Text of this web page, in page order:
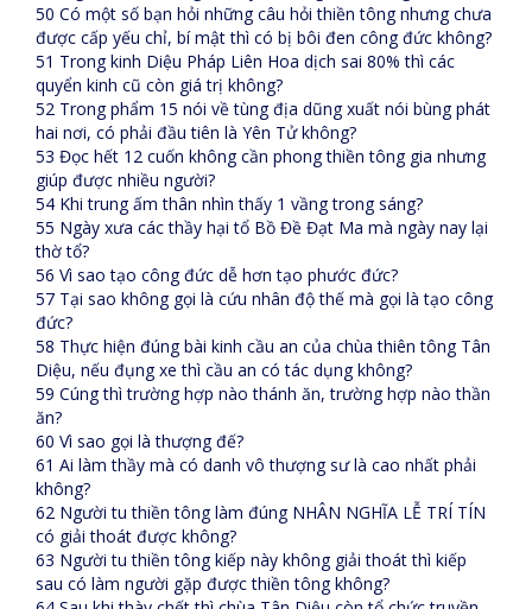
50 Có một số bạn hỏi những câu hỏi thiền tông nhưng chưa
được cấp yếu chỉ, bí mật thì có bị bôi đen công đức không?
51 Trong kinh Diệu Pháp Liên Hoa dịch sai 80% thì các
quyển kinh cũ còn giá trị không?
52 Trong phẩm 15 nói về tùng địa dũng xuất nói bùng phát
hai nơi, có phải đầu tiên là Yên Tử không?
53 Đọc hết 12 cuốn không cần phong thiền tông gia nhưng
giúp được nhiều người?
54 Khi trung ấm thân nhìn thấy 1 vầng trong sáng?
55 Ngày xưa các thầy hại tổ Bồ Đề Đạt Ma mà ngày nay lại
thờ tổ?
56 Vì sao tạo công đức dễ hơn tạo phước đức?
57 Tại sao không gọi là cứu nhân độ thế mà gọi là tạo công
đức?
58 Thực hiện đúng bài kinh cầu an của chùa thiên tông Tân
Diệu, nếu đụng xe thì cầu an có tác dụng không?
59 Cúng thì trường hợp nào thánh ăn, trường hợp nào thần
ăn?
60 Vì sao gọi là thượng đế?
61 Ai làm thầy mà có danh vô thượng sư là cao nhất phải
không?
62 Người tu thiền tông làm đúng NHÂN NGHĨA LỄ TRÍ TÍN
có giải thoát được không?
63 Người tu thiền tông kiếp này không giải thoát thì kiếp
sau có làm người gặp được thiền tông không?